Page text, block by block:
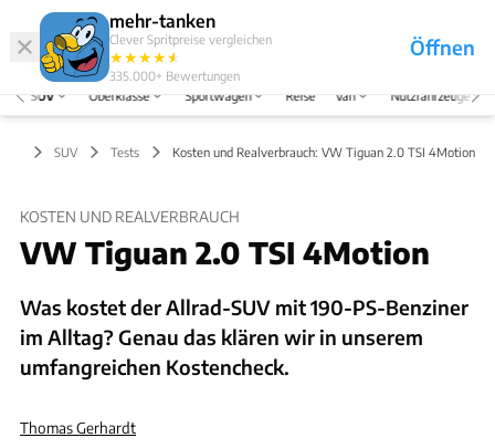
mehr-tanken
Clever Spritpreise vergleichen
★★★★★
★
335.000+ Bewertungen
Öffnen
Abo
Menü
SUV Oberklasse Sportwagen Reise Van Nutzfahrzeuge
SUV Tests Kosten und Realverbrauch: VW Tiguan 2.0 TSI 4Motion
KOSTEN UND REALVERBRAUCH
VW Tiguan 2.0 TSI 4Motion
Was kostet der Allrad-SUV mit 190-PS-Benziner
im Alltag? Genau das klären wir in unserem
umfangreichen Kostencheck.
Thomas Gerhardt